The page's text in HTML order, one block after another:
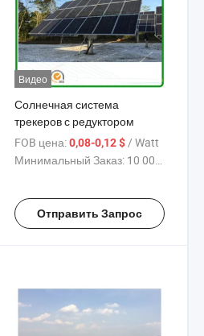
Видео
Солнечная система
трекеров с редуктором
FOB цена: 0,08-0,12 $/ Watt
Минимальный Заказ: 10 000 Watt
Отправить Запрос